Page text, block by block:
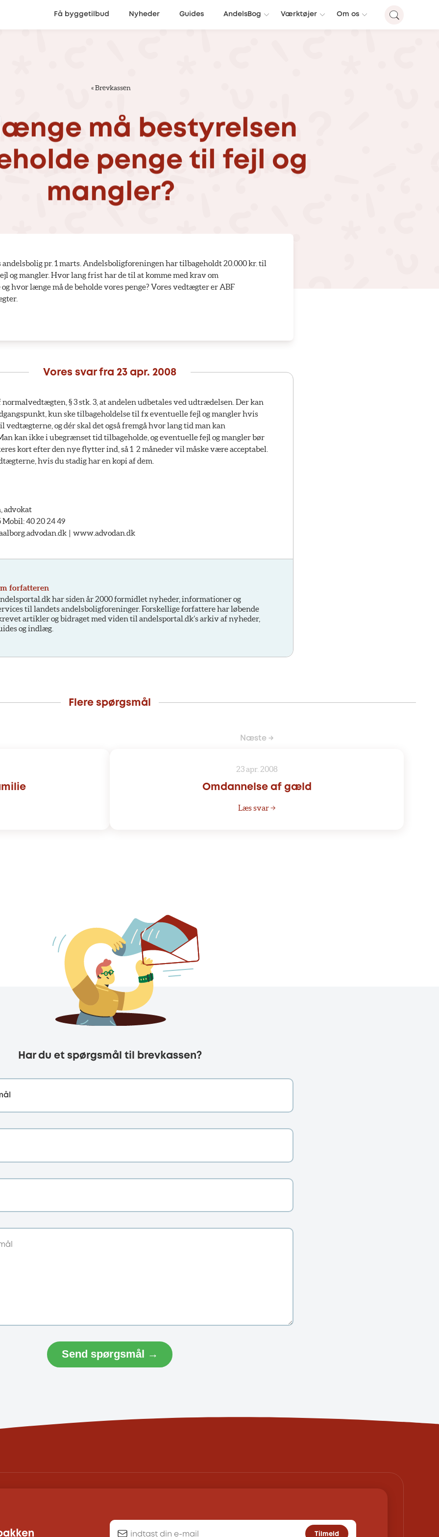
Få byggetilbud Nyheder Guides AndelsBog Værktøjer Om os
«Brevkassen
længe må bestyrelsen
penge til fejl
og
mangler?
andelsbolig pr. 1 marts. Andelsboligforeningen har tilbageholdt 20.000 kr. til
og mangler. Hvor lang frist har de til at komme med krav om
hvor længe må de beholde vores penge? Vores vedtægter er ABF
Vores svar fra 23 apr. 2008
§ 3 stk. 3, at andelen udbetales ved udtrædelsen. Der kan
kun ske tilbageholdelse til fx eventuelle fejl og mangler hvis
vedtægterne, og dér skal det også fremgå hvor lang tid man kan
kan ikke i ubegrænset tid tilbageholde, og eventuelle fejl og mangler bør
kort efter den nye flytter ind, så 1  2 måneder vil måske være acceptabel.
hvis du stadig har en kopi af dem.
advokat
Mobil: 40 20 24 49
| www.advodan.dk
forfatteren
har siden år 2000 formidlet nyheder, informationer og
til landets andelsboligforeninger. Forskellige forfattere har løbende
artikler og bidraget med viden til andelsportal.dk’s arkiv af nyheder,
og indlæg.
Flere spørgsmål
Næste →
23 apr. 2008
Omdannelse af gæld
Læs svar →
Har du et spørgsmål til brevkassen?
Send spørgsmål →
Tilmeld